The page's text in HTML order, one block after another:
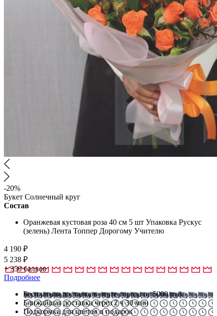
-20%
Букет Солнечный круг
Состав
Оранжевая кустовая роза 40 см 5 шт Упаковка Рускус
(зелень) Лента Топпер Дорогому Учителю
4 190 ₽
5 238 ₽
+350баллов
Подробнее
Бесплатная доставка в черте города от 5000 руб.
Ближайшая доставка через 2 ч 30 мин
Подкормка для цветов в подарок